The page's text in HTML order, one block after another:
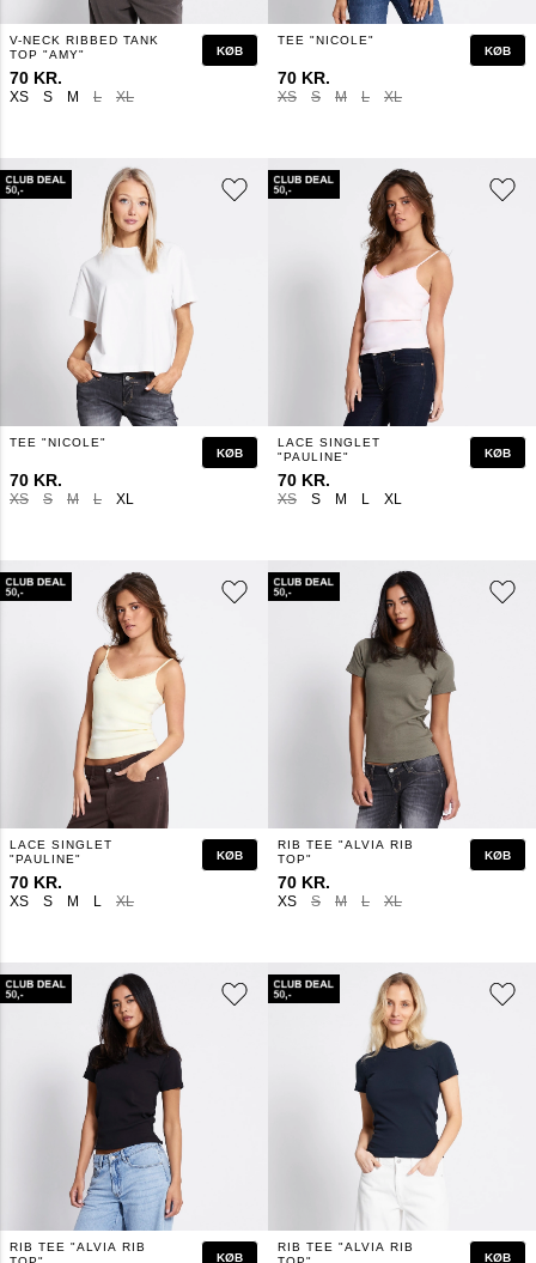
XS S M L XL
V-NECK RIBBED TANK
TOP "AMY"
70 KR.
KØB
XS S M L XL
TEE "NICOLE"
70 KR.
KØB
XS S M L XL
TEE "NICOLE"
70 KR.
KØB
XS S M L XL
LACE SINGLET
"PAULINE"
70 KR.
KØB
XS S M L XL
LACE SINGLET
"PAULINE"
70 KR.
KØB
XS S M L XL
RIB TEE "ALVIA RIB
TOP"
70 KR.
KØB
RIB TEE "ALVIA RIB
KØB
RIB TEE "ALVIA RIB
KØB